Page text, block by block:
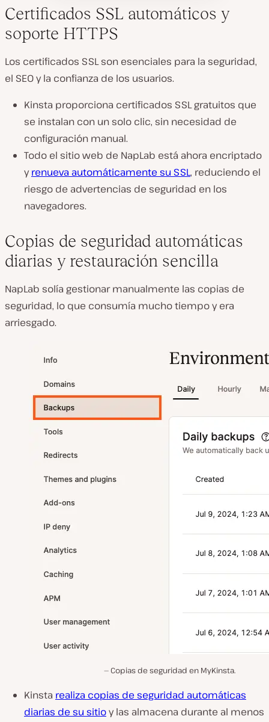
Certificados SSL automáticos y
soporte HTTPS
Los certificados SSL son esenciales para la seguridad,
el SEO y la confianza de los usuarios.
Kinsta proporciona certificados SSL gratuitos que
se instalan con un solo clic, sin necesidad de
configuración manual.
Todo el sitio web de NapLab está ahora encriptado
yrenueva automáticamente su SSL, reduciendo el
riesgo de advertencias de seguridad en los
navegadores.
Copias de seguridad automáticas
diarias y restauración sencilla
NapLab solía gestionar manualmente las copias de
seguridad, lo que consumía mucho tiempo y era
arriesgado.
Copias de seguridad en MyKinsta.
Kinsta realiza copias de seguridad automáticas
diarias de su sitioy las almacena durante al menos